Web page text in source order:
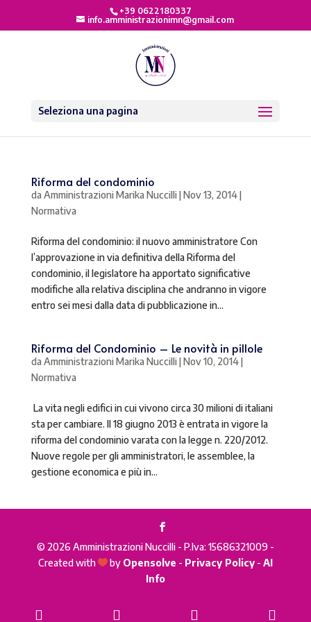
+39 0622180337
info.amministrazionimn@gmail.com
Seleziona una pagina
Riforma del condominio
da Amministrazioni Marika Nuccilli|Nov 13, 2014|
Normativa
Riforma del condominio: il nuovo amministratore Con
l’approvazione in via definitiva della Riforma del
condominio, il legislatore ha apportato significative
modifiche alla relativa disciplina che andranno in vigore
entro sei mesi dalla data di pubblicazione in...
Riforma del Condominio – Le novità in pillole
da Amministrazioni Marika Nuccilli|Nov 10, 2014|
Normativa
La vita negli edifici in cui vivono circa 30 milioni di italiani
sta per cambiare. Il 18 giugno 2013 è entrata in vigore la
riforma del condominio varata con la legge n. 220/2012.
Nuove regole per gli amministratori, le assemblee, la
gestione economica e più in...
© 2026 Amministrazioni Nuccilli - P.Iva: 15686321009 -
Created with by Opensolve - Privacy Policy- AI
Info
WhatsApp